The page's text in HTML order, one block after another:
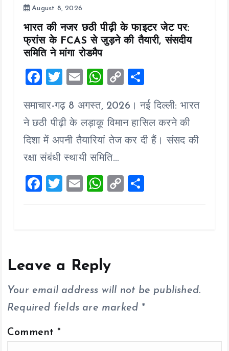
August 8, 2026
भारत की नजर छठी पीढ़ी के फाइटर जेट पर:
फ्रांस के FCAS से जुड़ने की तैयारी, संसदीय
समिति ने मांगा रोडमैप
F
ce
b
o
o
k
T
tt
er
E
ai
l
W
at
s
A
p
p
C
p
y
Li
k
a
re
समाचार-गढ़ 8 अगस्त, 2026। नई दिल्ली: भारत
ने छठी पीढ़ी के लड़ाकू विमान हासिल करने की
दिशा में अपनी तैयारियां तेज कर दी हैं। संसद की
रक्षा संबंधी स्थायी समिति…
F
a
o
T
wi
E
m
W
h
p
p
C
o
h
Leave a Reply
Your email address will not be published.
Required fields are marked *
Comment *